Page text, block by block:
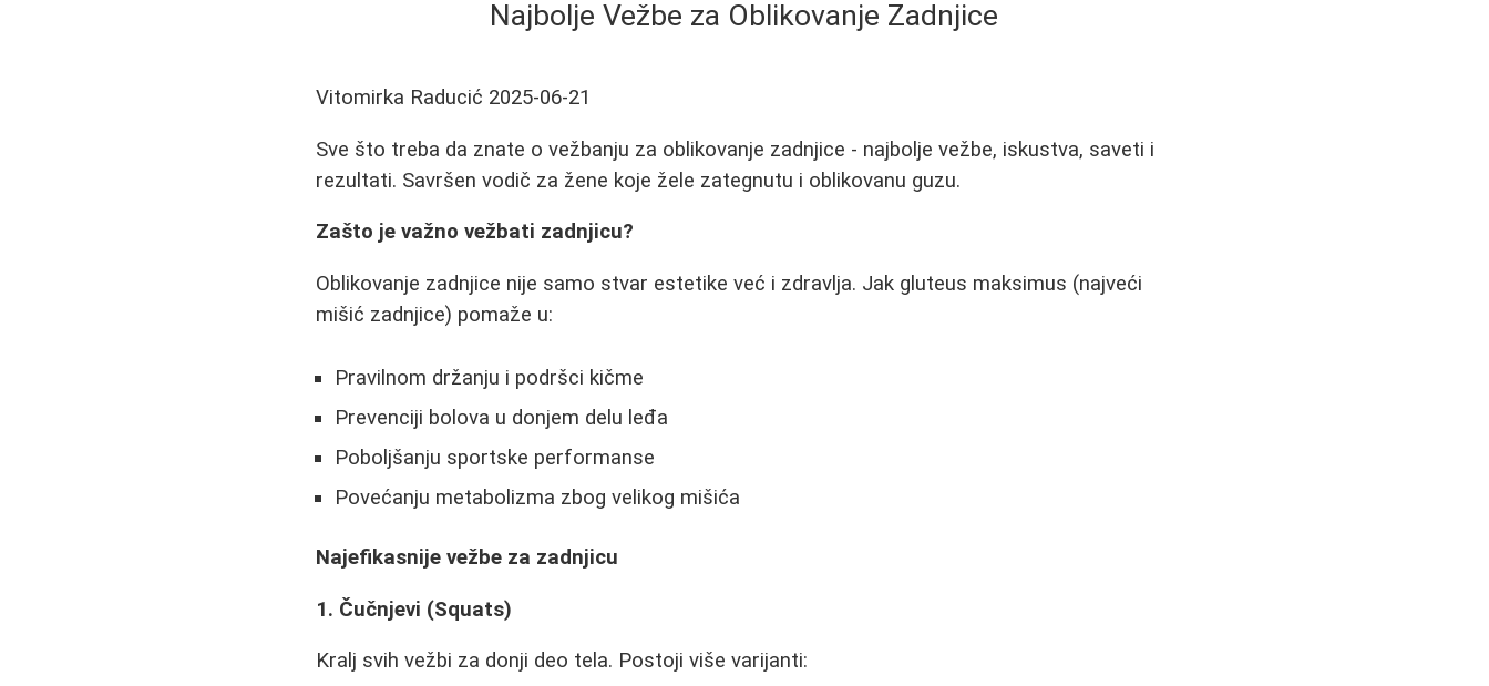
Najbolje Vežbe za Oblikovanje Zadnjice
Vitomirka Raducić 2025-06-21
Sve što treba da znate o vežbanju za oblikovanje zadnjice - najbolje vežbe, iskustva, saveti i
rezultati. Savršen vodič za žene koje žele zategnutu i oblikovanu guzu.
Zašto je važno vežbati zadnjicu?
Oblikovanje zadnjice nije samo stvar estetike već i zdravlja. Jak gluteus maksimus (najveći
mišić zadnjice) pomaže u:
Pravilnom držanju i podršci kičme
Prevenciji bolova u donjem delu leđa
Poboljšanju sportske performanse
Povećanju metabolizma zbog velikog mišića
Najefikasnije vežbe za zadnjicu
1. Čučnjevi (Squats)
Kralj svih vežbi za donji deo tela. Postoji više varijanti: